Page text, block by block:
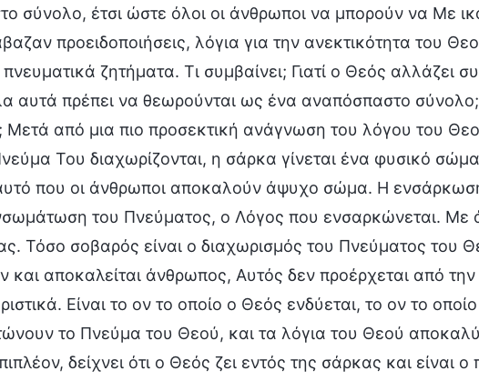
σύνολο, έτσι ώστε όλοι οι άνθρωποι να μπορούν να Με
προειδοποιήσεις, λόγια για την ανεκτικότητα του
ζητήματα. Τι συμβαίνει; Γιατί ο Θεός αλλάζει
αυτά πρέπει να θεωρούνται ως ένα αναπόσπαστο
Μετά από μια πιο προσεκτική ανάγνωση του λόγου του
Του διαχωρίζονται, η σάρκα γίνεται ένα φυσικό
που οι άνθρωποι αποκαλούν άψυχο σώμα. Η
του Πνεύματος, ο Λόγος που ενσαρκώνεται. Με
Τόσο σοβαρός είναι ο διαχωρισμός του Πνεύματος του
και αποκαλείται άνθρωπος, Αυτός δεν προέρχεται από
Είναι το ον το οποίο ο Θεός ενδύεται, το ον το
το Πνεύμα του Θεού, και τα λόγια του Θεού
δείχνει ότι ο Θεός ζει εντός της σάρκας και είναι ο